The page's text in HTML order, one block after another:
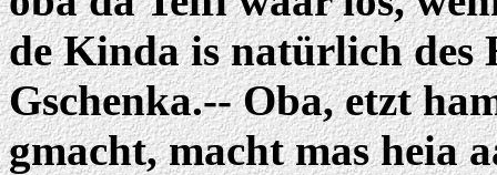
de Kinda is natürlich des
Gschenka.-- Oba, etzt
gmacht, macht mas heia